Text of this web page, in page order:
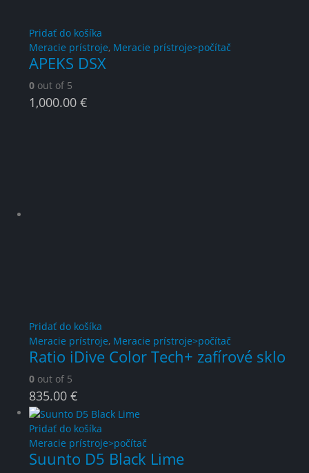
Pridať do košíka
Meracie prístroje, Meracie prístroje>počítač
APEKS DSX
0 out of 5
1,000.00 €
Pridať do košíka
Meracie prístroje, Meracie prístroje>počítač
Ratio iDive Color Tech+ zafírové sklo
0 out of 5
835.00 €
Pridať do košíka
Meracie prístroje>počítač
Suunto D5 Black Lime